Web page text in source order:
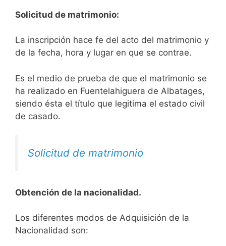
Solicitud de matrimonio:
La inscripción hace fe del acto del matrimonio y
de la fecha, hora y lugar en que se contrae.
Es el medio de prueba de que el matrimonio se
ha realizado en Fuentelahiguera de Albatages,
siendo ésta el título que legitima el estado civil
de casado.
Solicitud de matrimonio
Obtención de la nacionalidad.
​​​Los diferentes modos de Adquisición de la
Nacionalidad son: